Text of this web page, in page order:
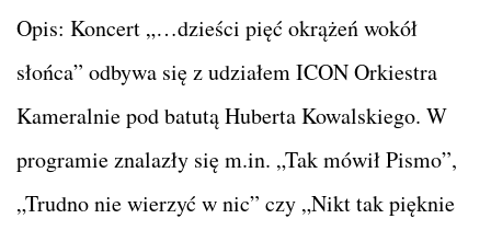
Opis: Koncert „…dzieści pięć okrążeń wokół
słońca” odbywa się z udziałem ICON Orkiestra
Kameralnie pod batutą Huberta Kowalskiego. W
programie znalazły się m.in. „Tak mówił Pismo”,
„Trudno nie wierzyć w nic” czy „Nikt tak pięknie